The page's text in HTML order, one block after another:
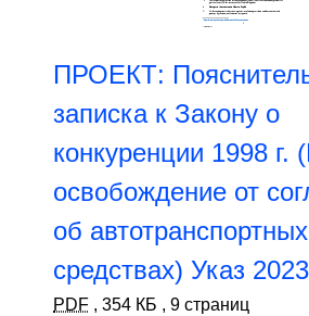
ПРОЕКТ:
записка к Закону о
конкуренции 1998 г.
освобождение от
об автотранспортных
средствах) Указ 2023
PDF , 354 КБ , 9 страниц